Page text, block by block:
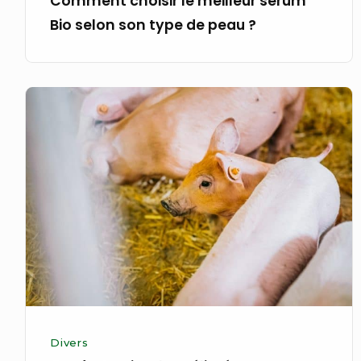
Bio selon son type de peau ?
Confort
un
élevage
de
porcin
stableDivers